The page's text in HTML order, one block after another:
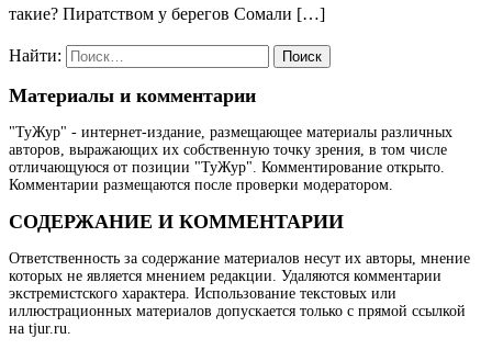
такие? Пиратством у берегов Сомали […]
Найти:
Материалы и комментарии
"ТуЖур" - интернет-издание, размещающее материалы различных
авторов, выражающих их собственную точку зрения, в том числе
отличающуюся от позиции "ТуЖур". Комментирование открыто.
Комментарии размещаются после проверки модератором.
СОДЕРЖАНИЕ И КОММЕНТАРИИ
Ответственность за содержание материалов несут их авторы, мнение
которых не является мнением редакции. Удаляются комментарии
экстремистского характера. Использование текстовых или
иллюстрационных материалов допускается только с прямой ссылкой
на tjur.ru.